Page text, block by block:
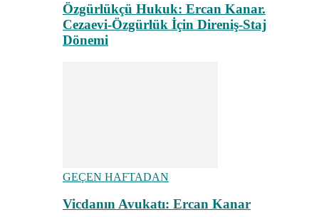
Özgürlükçü Hukuk: Ercan Kanar.
Cezaevi-Özgürlük İçin Direniş-Staj
Dönemi
GEÇEN HAFTADAN
Vicdanın Avukatı: Ercan Kanar